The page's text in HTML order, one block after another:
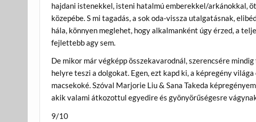
hajdani istenekkel, isteni hatalmú emberekkel/arkánokkal,
közepébe. S mi tagadás, a sok oda-vissza utalgatásnak,
hála, könnyen meglehet, hogy alkalmanként úgy érzed, a
fejlettebb agy sem.
De mikor már végképp összekavarodnál, szerencsére
helyre teszi a dolgokat. Egen, ezt kapd ki, a képregény
macsekoké. Szóval Marjorie Liu & Sana Takeda
akik valami átkozottul egyedire és gyönyörűségesre
9/10